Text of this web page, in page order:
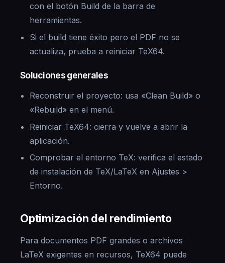
con el botón Build de la barra de
herramientas.
Si el build tiene éxito pero el PDF no se
actualiza, prueba a reiniciar TeX64.
Soluciones generales
Reconstruir el proyecto: usa «Clean Build» o
«Rebuild» en el menú.
Reiniciar TeX64: cierra y vuelve a abrir la
aplicación.
Comprobar el entorno TeX: verifica el estado
de instalación de TeX/LaTeX en Ajustes >
Entorno.
Optimización del rendimiento
Para documentos PDF grandes o archivos
LaTeX exigentes en recursos, TeX64 puede